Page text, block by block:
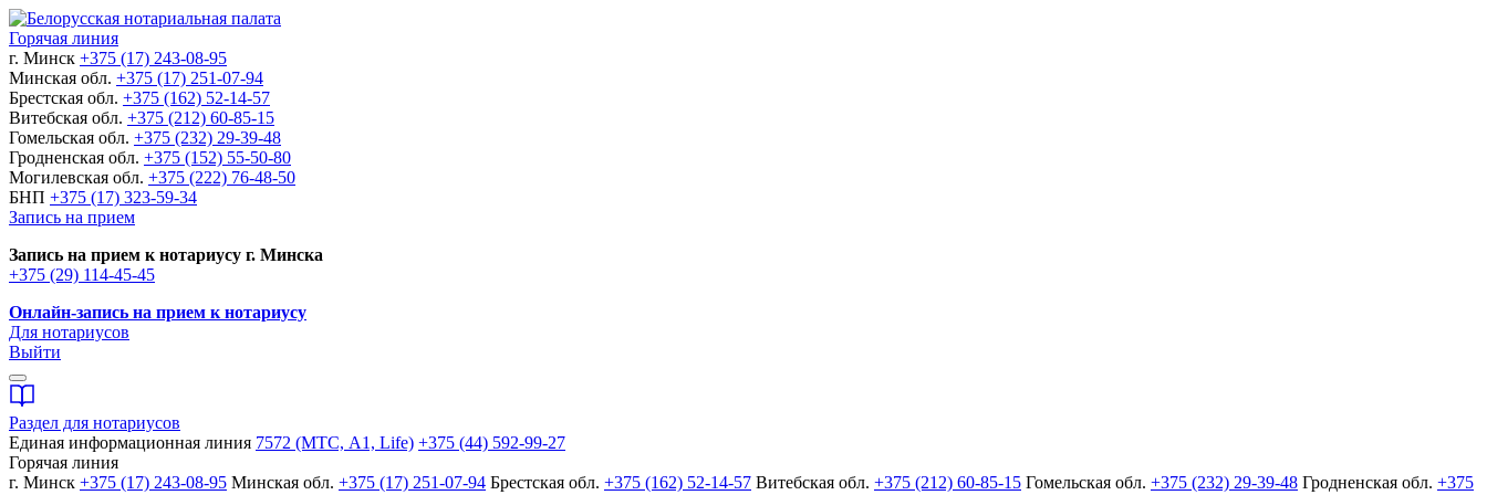
Горячая линия
г. Минск +375 (17) 243-08-95
Минская обл. +375 (17) 251-07-94
Брестская обл. +375 (162) 52-14-57
Витебская обл. +375 (212) 60-85-15
Гомельская обл. +375 (232) 29-39-48
Гродненская обл. +375 (152) 55-50-80
Могилевская обл. +375 (222) 76-48-50
БНП +375 (17) 323-59-34
Запись на прием
Запись на прием к нотариусу г. Минска
+375 (29) 114-45-45
Онлайн-запись на прием к нотариусу
Для нотариусов
Выйти
Раздел для нотариусов
Единая информационная линия 7572 (МТС, A1, Life) +375 (44) 592-99-27
Горячая линия
г. Минск +375 (17) 243-08-95 Минская обл. +375 (17) 251-07-94 Брестская обл. +375 (162) 52-14-57 Витебская обл. +375 (212) 60-85-15 Гомельская обл. +375 (232) 29-39-48 Гродненская обл. +375